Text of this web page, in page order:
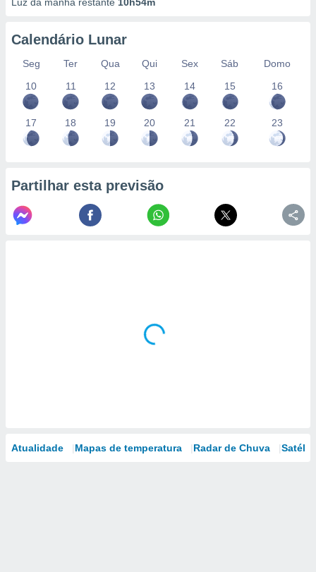
Calendário Lunar
Seg Ter Qua Qui Sex Sáb
Domo
10
11 12 13 14 15 16
17 18 19 20 21 22 23
Partilhar esta previsão
Atualidade Mapas de temperatura Radar de Chuva